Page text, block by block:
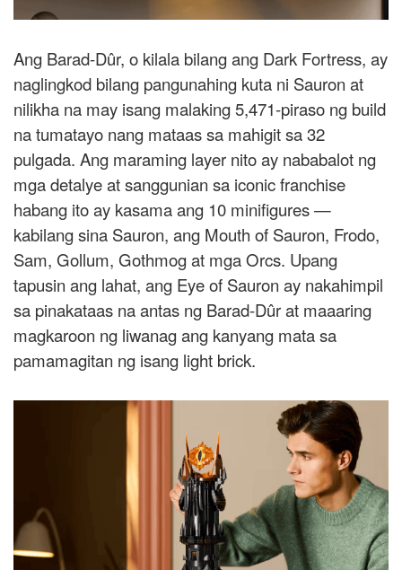
Ang Barad-Dûr, o kilala bilang ang Dark Fortress, ay
naglingkod bilang pangunahing kuta ni Sauron at
nilikha na may isang malaking 5,471-piraso ng build
na tumatayo nang mataas sa mahigit sa 32
pulgada. Ang maraming layer nito ay nababalot ng
mga detalye at sanggunian sa iconic franchise
habang ito ay kasama ang 10 minifigures —
kabilang sina Sauron, ang Mouth of Sauron, Frodo,
Sam, Gollum, Gothmog at mga Orcs. Upang
tapusin ang lahat, ang Eye of Sauron ay nakahimpil
sa pinakataas na antas ng Barad-Dûr at maaaring
magkaroon ng liwanag ang kanyang mata sa
pamamagitan ng isang light brick.